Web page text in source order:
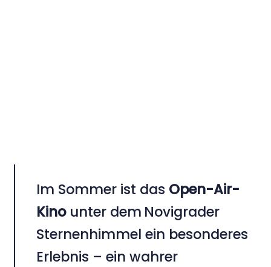
Im Sommer ist das Open-Air-
Kinounter dem Novigrader
Sternenhimmel ein besonderes
Erlebnis – ein wahrer